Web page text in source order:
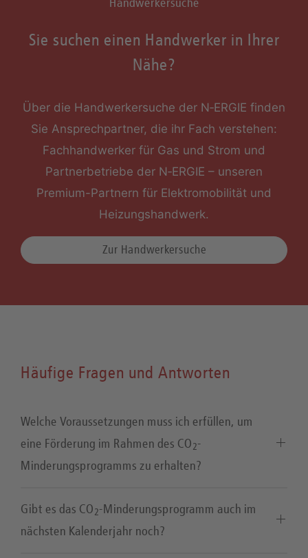
Sie suchen einen Handwerker in Ihrer
Nähe?
Über die Handwerkersuche der N‑ERGIE finden
Sie Ansprechpartner, die ihr Fach verstehen:
Fachhandwerker für Gas und Strom und
Partnerbetriebe der N‑ERGIE – unseren
Premium-Partnern für Elektromobilität und
Heizungshandwerk.
Zur Handwerkersuche
Häufige Fragen und Antworten
Welche Voraussetzungen muss ich erfüllen, um
eine Förderung im Rahmen des CO2-
Minderungsprogramms zu erhalten?
Gibt es das CO2-Minderungsprogramm auch im
nächsten Kalenderjahr noch?